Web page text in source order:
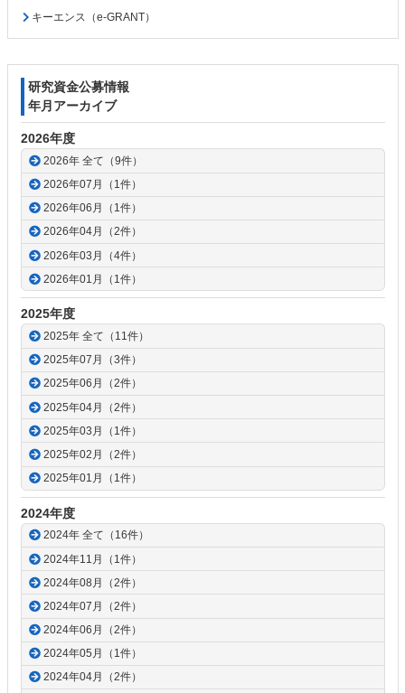
キーエンス（e-GRANT）
研究資金公募情報
年月アーカイブ
2026年度
2026年 全て（9件）
2026年07月（1件）
2026年06月（1件）
2026年04月（2件）
2026年03月（4件）
2026年01月（1件）
2025年度
2025年 全て（11件）
2025年07月（3件）
2025年06月（2件）
2025年04月（2件）
2025年03月（1件）
2025年02月（2件）
2025年01月（1件）
2024年度
2024年 全て（16件）
2024年11月（1件）
2024年08月（2件）
2024年07月（2件）
2024年06月（2件）
2024年05月（1件）
2024年04月（2件）